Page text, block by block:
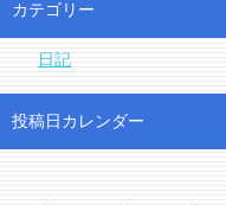
カテゴリー
日記
投稿日カレンダー